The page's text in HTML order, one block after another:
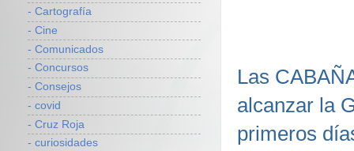
Las
alcanzar la
primeros
- Cartografía
- Cine
- Comunicados
- Concursos
- Consejos
- covid
- Cruz Roja
- curiosidades